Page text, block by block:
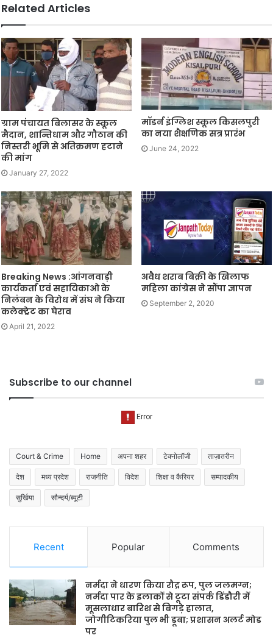
Related Articles
ग्राम पंचायत बिलासर के स्कूल
मैदान, शान्तिधाम और गौठान की
निस्तरी भूमि से अतिक्रमण हटाने
की मांग
January 27, 2022
मॉडर्न इंग्लिश स्कूल किसलपुरी
का नया शैक्षणिक सत्र प्रारंभ
June 24, 2022
Breaking News :आंगनवाड़ी
कार्यकर्ता एवं सहायिकाओ के
निलंबन के विरोध में संघ ने किया
कलेक्ट्रेट का घेराव
April 21, 2022
अवैध शराब बिक्री के खिलाफ
महिला कांग्रेस ने सौंपा ज्ञापन
September 2, 2020
Subscribe to our channel
Court & Crime Home अपना शहर टेक्नोलॉजी ताज़ातरीन
देश मध्य प्रदेश राजनीति विदेश शिक्षा व कैरियर सम्पादकीय
सुर्खिया सौन्दर्य/ब्यूटी
Recent Popular Comments
नर्मदा ने धारण किया रौद्र रूप, पुल जलमग्न;
नर्मदा पार के इलाकों से टूटा संपर्क डिंडौरी में
मूसलाधार बारिश से बिगड़े हालात,
जोगीटिकरिया पुल भी डूबा; प्रशासन अलर्ट मोड
पर